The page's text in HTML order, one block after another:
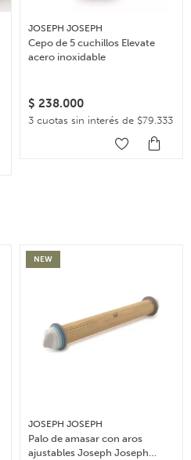
JOSEPH JOSEPH
Cepo de 5 cuchillos Elevate
acero inoxidable
$ 238.000
3 cuotas sin interés de $79.333
NEW
JOSEPH JOSEPH
Palo de amasar con aros
ajustables Joseph Joseph